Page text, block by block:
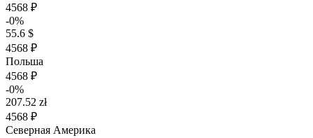
4568 ₽
-0%
55.6 $
4568 ₽
Польша
4568 ₽
-0%
207.52 zł
4568 ₽
Северная Америка